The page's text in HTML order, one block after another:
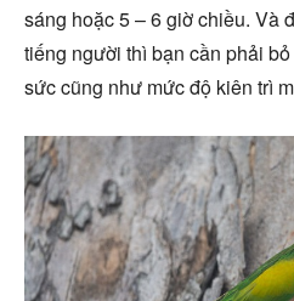
sáng hoặc 5 – 6 giờ chiều. Và
tiếng người thì bạn cần phải
sức cũng như mức độ kiên trì